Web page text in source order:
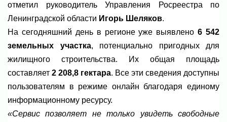
отметил руководитель Управления Росреестра по
Ленинградской области Игорь Шеляков.
На сегодняшний день в регионе уже выявлено6 542
земельных участка, потенциально пригодных для
жилищного строительства. Их общая площадь
составляет 2 208,8 гектара. Все эти сведения доступны
пользователям в режиме онлайн благодаря единому
информационному ресурсу.
«Сервис позволяет не только увидеть свободные